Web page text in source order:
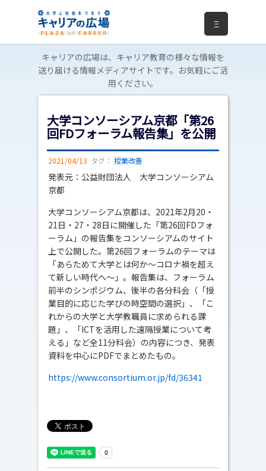
Ξ
キャリアの広場は、キャリア教育の様々な情報を
送り届ける情報メディアサイトです。お気軽にご活
用ください。
大学コンソーシアム京都「第26
回FDフォーラム報告集」を公開
2021/04/13 タグ： 授業改善
発表元：公益財団法人 大学コンソーシアム
京都
大学コンソーシアム京都は、2021年2月20・
21日・27・28日に開催した「第26回FDフォ
ーラム」の報告集をコンソーシアムのサイト
上で公開した。第26回フォーラムのテーマは
「あらためて大学とは何か～コロナ禍を超え
て新しい時代へ～」。報告集は、フォーラム
前半のシンポジウム、後半の各分科会（「授
業目的に応じた学びの時空間の選択」、「こ
れからの大学と大学教職員に求められる課
題」、「ICTを活用した遠隔授業について考
える」など全11分科会）の内容につき、発表
資料を中心にPDFでまとめたもの。
https://www.consortium.or.jp/fd/36341